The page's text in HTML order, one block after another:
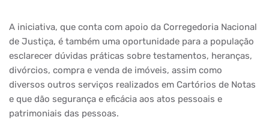
A iniciativa, que conta com apoio da Corregedoria Nacional
de Justiça, é também uma oportunidade para a população
esclarecer dúvidas práticas sobre testamentos, heranças,
divórcios, compra e venda de imóveis, assim como
diversos outros serviços realizados em Cartórios de Notas
e que dão segurança e eficácia aos atos pessoais e
patrimoniais das pessoas.